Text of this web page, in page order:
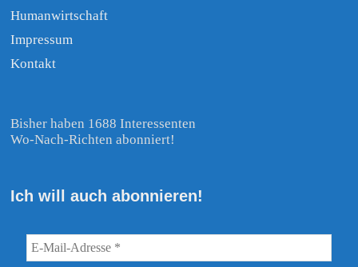
Humanwirtschaft
Impressum
Kontakt
Bisher haben 1688 Interessenten
Wo-Nach-Richten abonniert!
Ich will auch abonnieren!